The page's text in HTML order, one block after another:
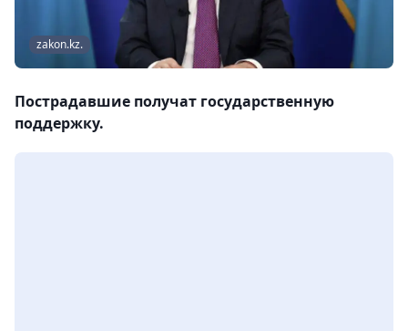
zakon.kz.
Пострадавшие получат государственную
поддержку.